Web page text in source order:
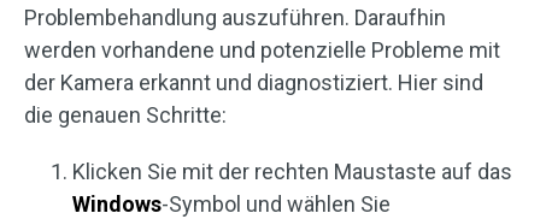
Problembehandlung auszuführen. Daraufhin
werden vorhandene und potenzielle Probleme mit
der Kamera erkannt und diagnostiziert. Hier sind
die genauen Schritte:
Klicken Sie mit der rechten Maustaste auf das
Windows-Symbol und wählen Sie